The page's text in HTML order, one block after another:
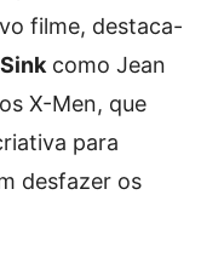
filme, destaca-
como Jean
X-Men, que
para
desfazer os